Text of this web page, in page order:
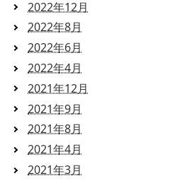
2022年12月
2022年8月
2022年6月
2022年4月
2021年12月
2021年9月
2021年8月
2021年4月
2021年3月